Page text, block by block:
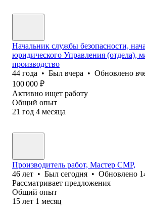
Начальник службы безопасности,
юридического Управления (отдела),
производство
44 года • Был вчера • Обновлено
100 000 ₽
Активно ищет работу
Общий опыт
21 год 4 месяца
Производитель работ, Мастер СМР,
46 лет • Был сегодня • Обновлено
Рассматривает предложения
Общий опыт
15 лет 1 месяц